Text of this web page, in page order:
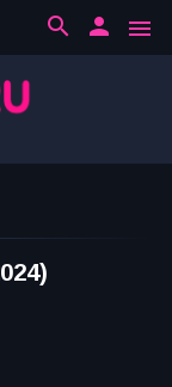
menu
person
search